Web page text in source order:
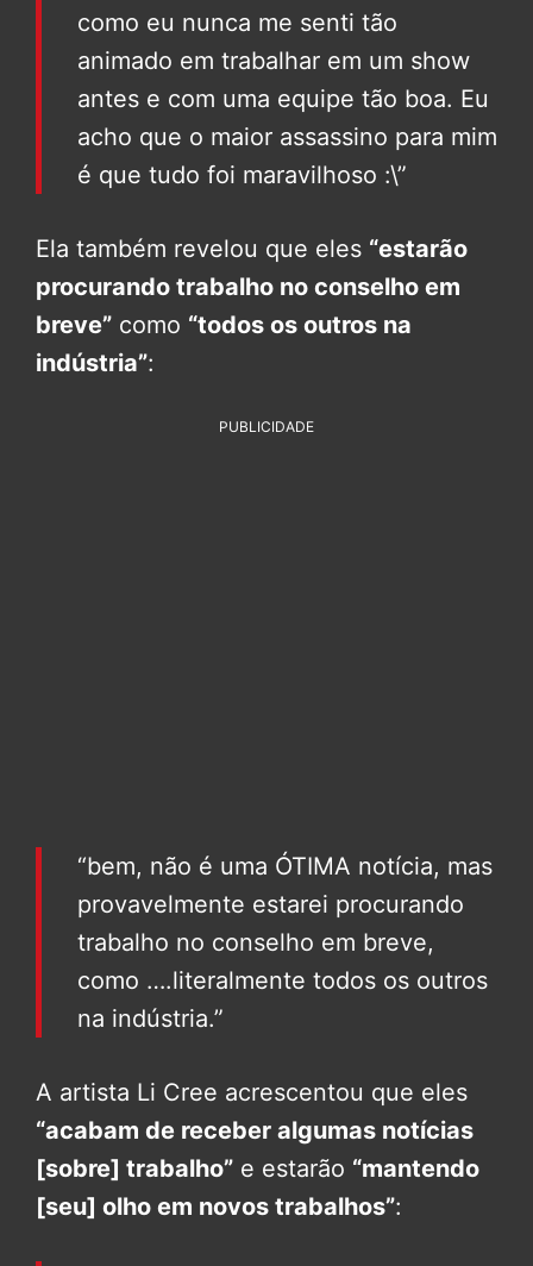
como eu nunca me senti tão
animado em trabalhar em um show
antes e com uma equipe tão boa. Eu
acho que o maior assassino para mim
é que tudo foi maravilhoso :\”
Ela também revelou que eles “estarão
procurando trabalho no conselho em
breve” como “todos os outros na
indústria”:
PUBLICIDADE
“bem, não é uma ÓTIMA notícia, mas
provavelmente estarei procurando
trabalho no conselho em breve,
como ….literalmente todos os outros
na indústria.”
A artista Li Cree acrescentou que eles
“acabam de receber algumas notícias
[sobre] trabalho” e estarão “mantendo
[seu] olho em novos trabalhos”: